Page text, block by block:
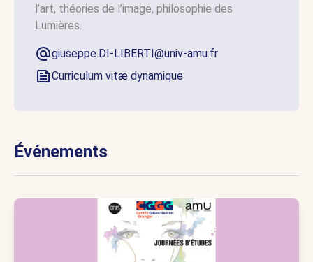
l’art, théories de l’image, philosophie des
Lumières.
giuseppe.DI-LIBERTI@univ-amu.fr
Curriculum vitæ dynamique
Événements